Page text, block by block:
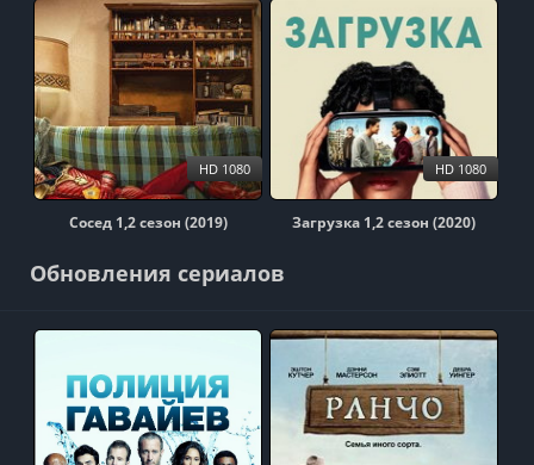
Сосед 1,2 сезон (2019)
HD 1080
Загрузка 1,2 сезон (2020)
HD 1080
Обновления сериалов